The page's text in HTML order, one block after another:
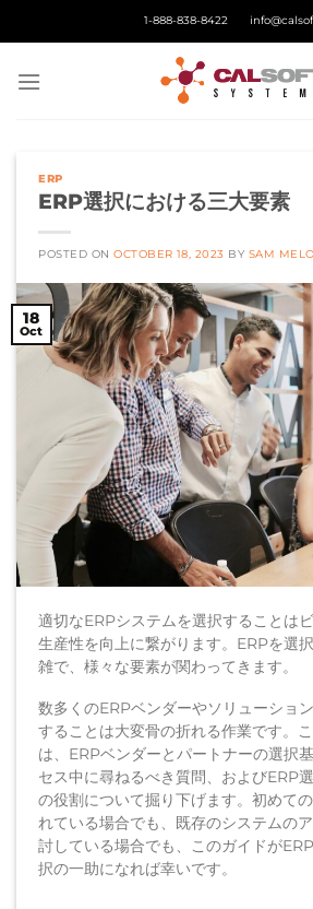
1-888-838-8422
ERP
ERP選択における三大要素
POSTED ONOCTOBER 18, 2023 BY SAM
18
Oct
適切なERPシステムを選択することは
生産性を向上に繋がります。ERPを選
雑で、様々な要素が関わってきます。
数多くのERPベンダーやソリューショ
することは大変骨の折れる作業です。
は、ERPベンダーとパートナーの選択
セス中に尋ねるべき質問、およびERP
の役割について掘り下げます。初めて
れている場合でも、既存のシステムの
討している場合でも、このガイドが
択の一助になれば幸いです。